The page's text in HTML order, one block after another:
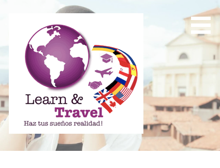
Learn and Travel
Agencia de Internacionalización Académica